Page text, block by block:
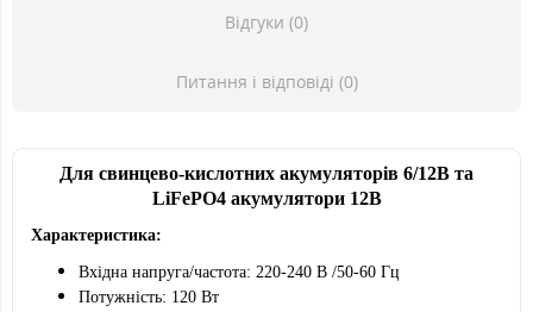
Відгуки (0)
Питання і відповіді (0)
Для свинцево-кислотних акумуляторів 6/12В та
LiFePO4 акумулятори 12В
Характеристика:
Вхідна напруга/частота: 220-240 В /50-60 Гц
Потужність: 120 Вт